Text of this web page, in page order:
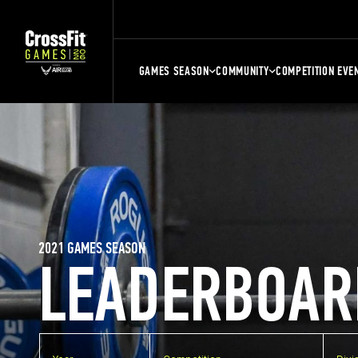
GAMES SEASON COMMUNITY COMPETITION
2021 GAMES SEASON